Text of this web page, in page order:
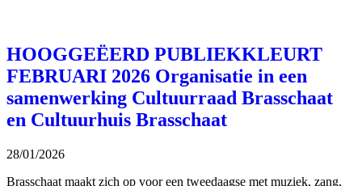
HOOGGEËERD PUBLIEKKLEURT
FEBRUARI 2026 Organisatie in een
samenwerking Cultuurraad Brasschaat
en Cultuurhuis Brasschaat
28/01/2026
Brasschaat maakt zich op voor een tweedaagse met muziek, zang,